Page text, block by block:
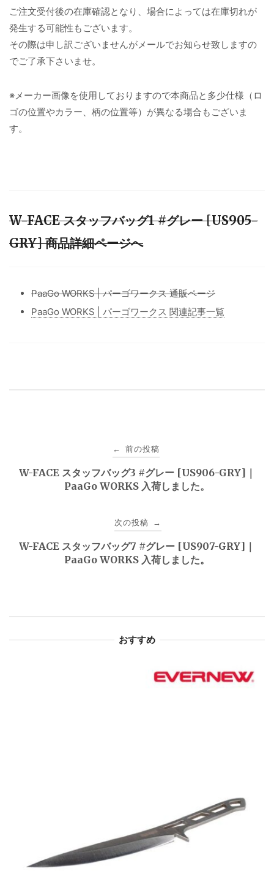
ご注文受付後の在庫確認となり、場合によっては在庫切れが
発生する可能性もございます。
その際は申し訳ございませんがメールでお知らせ致しますの
でご了承下さいませ。
※メーカー画像を使用しておりますので本商品と多少仕様（ロ
ゴの位置やカラー、柄の位置等）が異なる場合もございま
す。
W-FACE スタッフバッグ1 #グレー [US905-
GRY] 商品詳細ページへ
PaaGo WORKS | パーゴワークス 通販ページ
PaaGo WORKS | パーゴワークス 関連記事一覧
稿
ゲ
← 前の投稿
W-FACE スタッフバッグ3 #グレー [US906-GRY]｜
PaaGo WORKS 入荷しました。
次の投稿 →
W-FACE スタッフバッグ7 #グレー [US907-GRY]｜
PaaGo WORKS 入荷しました。
おすすめ